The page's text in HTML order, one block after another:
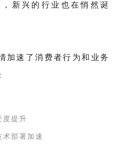
新兴的行业也在悄然诞
加速了消费者行为和业务
度提升
部署加速